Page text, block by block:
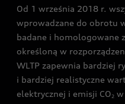
Audi exclusive
Od 1 września 2018 r.
wprowadzane do obrotu
badane i homologowane
określoną w
WLTP zapewnia bardziej
i bardziej realistyczne
elektrycznej i emisji CO2